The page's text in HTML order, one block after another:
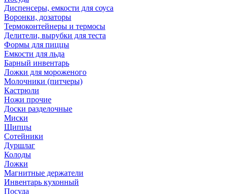
Диспенсеры, емкости для соуса
Воронки, дозаторы
Термоконтейнеры и термосы
Делители, вырубки для теста
Формы для пиццы
Емкости для льда
Барный инвентарь
Ложки для мороженого
Молочники (питчеры)
Кастрюли
Ножи прочие
Доски разделочные
Миски
Щипцы
Сотейники
Дуршлаг
Колоды
Ложки
Магнитные держатели
Инвентарь кухонный
Посуда